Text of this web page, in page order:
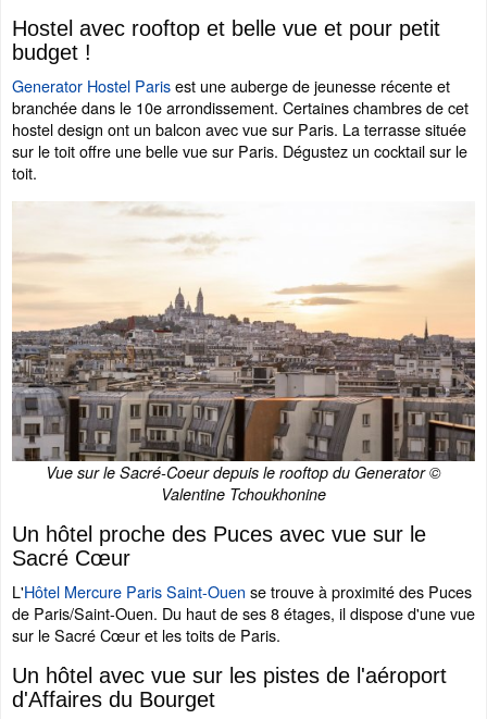
Hostel avec rooftop et belle vue et pour petit
budget !
Generator Hostel Parisest une auberge de jeunesse récente et
branchée dans le 10e arrondissement. Certaines chambres de cet
hostel design ont un balcon avec vue sur Paris. La terrasse située
sur le toit offre une belle vue sur Paris. Dégustez un cocktail sur le
toit.
Vue sur le Sacré-Coeur depuis le rooftop du Generator ©
Valentine Tchoukhonine
Un hôtel proche des Puces avec vue sur le
Sacré Cœur
L'Hôtel Mercure Paris Saint-Ouen se trouve à proximité des Puces
de Paris/Saint-Ouen. Du haut de ses 8 étages, il dispose d'une vue
sur le Sacré Cœur et les toits de Paris.
Un hôtel avec vue sur les pistes de l'aéroport
d'Affaires du Bourget